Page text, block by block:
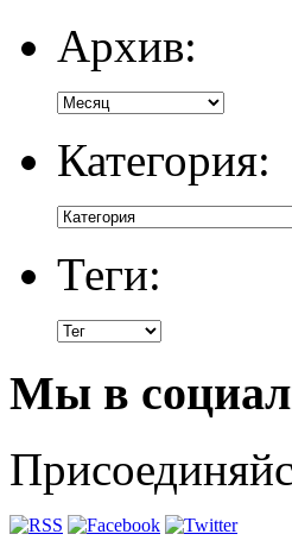
Архив:
Категория:
Теги:
Мы в